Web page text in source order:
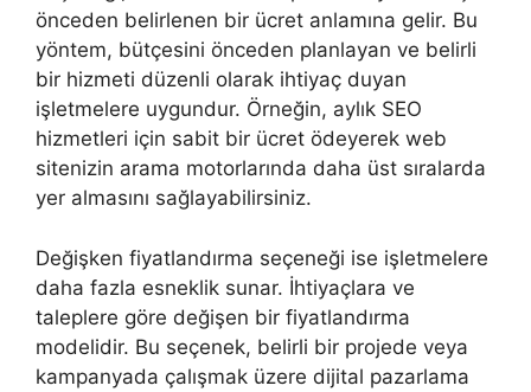
önceden belirlenen bir ücret anlamına gelir. Bu
yöntem, bütçesini önceden planlayan ve belirli
bir hizmeti düzenli olarak ihtiyaç duyan
işletmelere uygundur. Örneğin, aylık SEO
hizmetleri için sabit bir ücret ödeyerek web
sitenizin arama motorlarında daha üst sıralarda
yer almasını sağlayabilirsiniz.
Değişken fiyatlandırma seçeneği ise işletmelere
daha fazla esneklik sunar. İhtiyaçlara ve
taleplere göre değişen bir fiyatlandırma
modelidir. Bu seçenek, belirli bir projede veya
kampanyada çalışmak üzere dijital pazarlama